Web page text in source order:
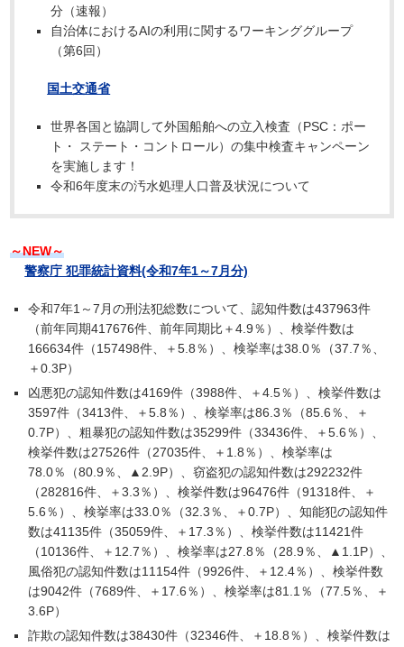
分（速報）
自治体におけるAIの利用に関するワーキンググループ
（第6回）
国土交通省
世界各国と協調して外国船舶への立入検査（PSC：ポー
ト・ ステート・コントロール）の集中検査キャンペーン
を実施します！
令和6年度末の汚水処理人口普及状況について
～NEW～
警察庁 犯罪統計資料(令和7年1～7月分)
令和7年1～7月の刑法犯総数について、認知件数は437963件
（前年同期417676件、前年同期比＋4.9％）、検挙件数は
166634件（157498件、＋5.8％）、検挙率は38.0％（37.7％、
＋0.3P）
凶悪犯の認知件数は4169件（3988件、＋4.5％）、検挙件数は
3597件（3413件、＋5.8％）、検挙率は86.3％（85.6％、＋
0.7P）、粗暴犯の認知件数は35299件（33436件、＋5.6％）、
検挙件数は27526件（27035件、＋1.8％）、検挙率は
78.0％（80.9％、▲2.9P）、窃盗犯の認知件数は292232件
（282816件、＋3.3％）、検挙件数は96476件（91318件、＋
5.6％）、検挙率は33.0％（32.3％、＋0.7P）、知能犯の認知件
数は41135件（35059件、＋17.3％）、検挙件数は11421件
（10136件、＋12.7％）、検挙率は27.8％（28.9％、▲1.1P）、
風俗犯の認知件数は11154件（9926件、＋12.4％）、検挙件数
は9042件（7689件、＋17.6％）、検挙率は81.1％（77.5％、＋
3.6P）
詐欺の認知件数は38430件（32346件、＋18.8％）、検挙件数は